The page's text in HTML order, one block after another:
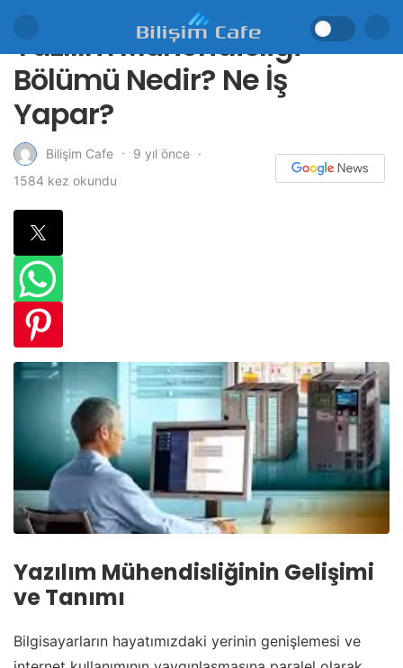
Yazılım Mühendisliği
Bölümü Nedir? Ne İş
Yapar?
Bilişim Cafe
9 yıl önce
1584 kez okundu
Yazılım Mühendisliğinin Gelişimi
ve Tanımı
Bilgisayarların hayatımızdaki yerinin genişlemesi ve